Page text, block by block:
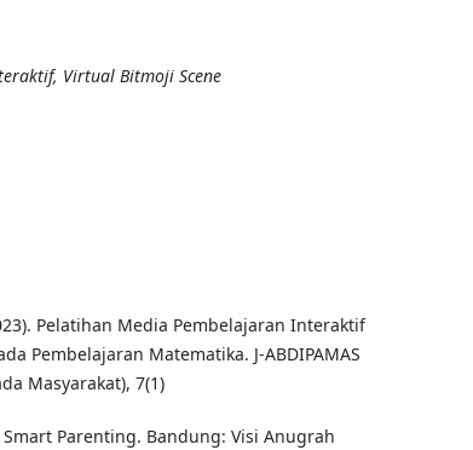
Virtual Bitmoji Scene
Pelatihan Media Pembelajaran Interaktif
Pembelajaran Matematika. J-ABDIPAMAS
Masyarakat), 7(1)
Smart Parenting. Bandung: Visi Anugrah